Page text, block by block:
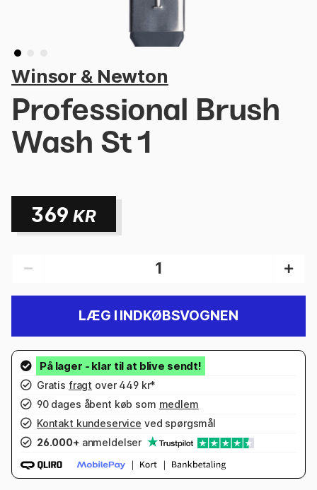
Winsor & Newton
Professional Brush
Wash St 1
369 KR
LÆG I INDKØBSVOGNEN
Gratis fragt over 449 kr*
90 dages åbent køb som medlem
Kontakt kundeservice ved spørgsmål
26.000+ anmeldelser